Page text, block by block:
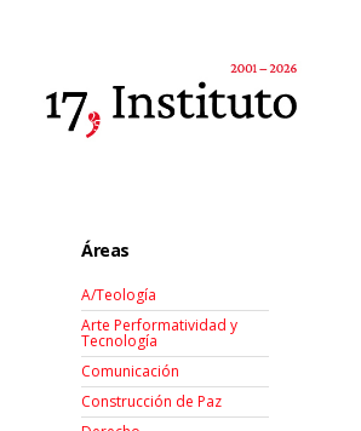
Áreas
A/Teología
Arte Performatividad y
Tecnología
Comunicación
Construcción de Paz